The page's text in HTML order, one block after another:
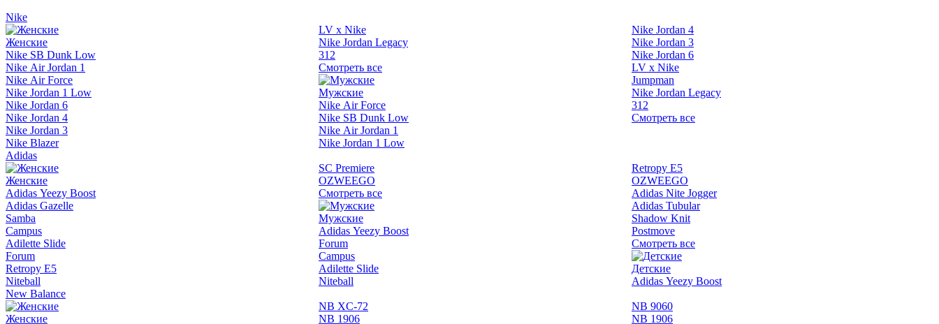
Nike
Женские
Nike SB Dunk Low
Nike Air Jordan 1
Nike Air Force
Nike Jordan 1 Low
Nike Jordan 6
Nike Jordan 4
Nike Jordan 3
Nike Blazer
LV x Nike
Nike Jordan Legacy
312
Смотреть все
Мужские
Nike Air Force
Nike SB Dunk Low
Nike Air Jordan 1
Nike Jordan 1 Low
Nike Jordan 4
Nike Jordan 3
Nike Jordan 6
LV x Nike
Jumpman
Nike Jordan Legacy
312
Смотреть все
Adidas
Женские
Adidas Yeezy Boost
Adidas Gazelle
Samba
Campus
Adilette Slide
Forum
Retropy E5
Niteball
SC Premiere
OZWEEGO
Смотреть все
Мужские
Adidas Yeezy Boost
Forum
Campus
Adilette Slide
Niteball
Retropy E5
OZWEEGO
Adidas Nite Jogger
Adidas Tubular
Shadow Knit
Postmove
Смотреть все
Детские
Adidas Yeezy Boost
New Balance
Женские
NB XC-72
NB 1906
NB 9060
NB 1906